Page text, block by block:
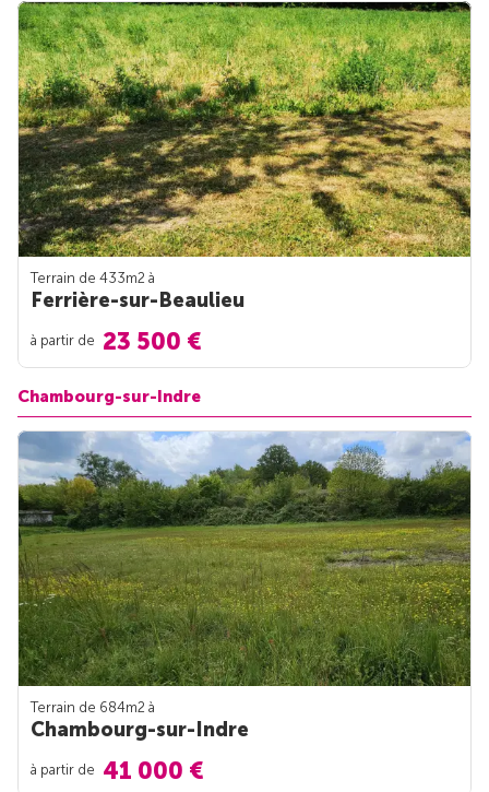
Terrain de 433m2 à
Ferrière-sur-Beaulieu
à partir de 23 500 €
Chambourg-sur-Indre
Terrain de 684m2 à
Chambourg-sur-Indre
à partir de 41 000 €